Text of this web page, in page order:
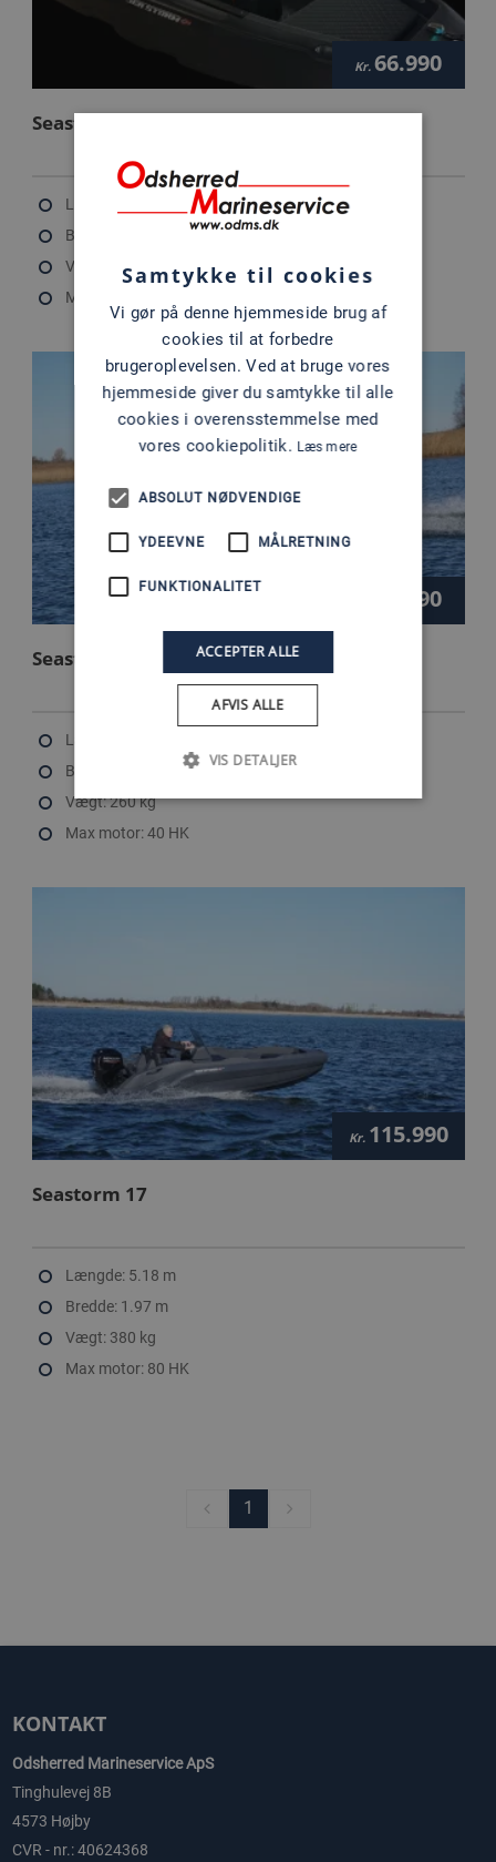
Kr. 66.990
Seastorm 13 S
Længde: 4 m
Bredde: 1.9 m
Vægt: 250 kg
Max motor: 60 HK
72.990
Seastorm 14
Længde: 4.27 m
Bredde: 1.86 m
Vægt: 260 kg
Max motor: 40 HK
Kr. 115.990
Seastorm 17
Længde: 5.18 m
Bredde: 1.97 m
Vægt: 380 kg
Max motor: 80 HK
1
KONTAKT
Odsherred Marineservice ApS
Tinghulevej 8B
4573 Højby
CVR - nr.: 40624368
Samtykke til cookies
Vi gør på denne hjemmeside brug af
cookies til at forbedre
brugeroplevelsen. Ved at bruge vores
hjemmeside giver du samtykke til alle
cookies i overensstemmelse med
vores cookiepolitik. Læs mere
ABSOLUT NØDVENDIGE
YDEEVNE MÅLRETNING
FUNKTIONALITET
ACCEPTER ALLE
AFVIS ALLE
VIS DETALJER